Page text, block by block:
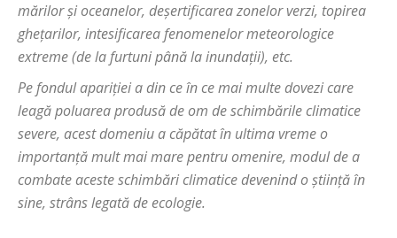
mărilor și oceanelor, deșertificarea zonelor verzi, topirea
ghețarilor, intesificarea fenomenelor meteorologice
extreme (de la furtuni până la inundații), etc.
Pe fondul apariției a din ce în ce mai multe dovezi care
leagă poluarea produsă de om de schimbările climatice
severe, acest domeniu a căpătat în ultima vreme o
importanță mult mai mare pentru omenire, modul de a
combate aceste schimbări climatice devenind o știință în
sine, strâns legată de ecologie.